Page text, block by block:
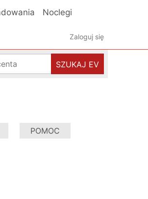
Noclegi
Zaloguj się
SZUKAJ EV
POMOC